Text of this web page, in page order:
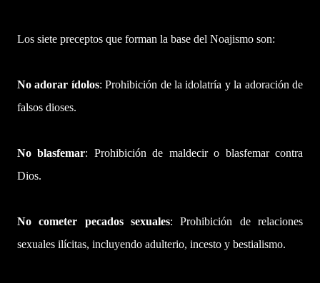
Los siete preceptos que forman la base del Noajismo son:
No adorar ídolos: Prohibición de la idolatría y la adoración de
falsos dioses.
No blasfemar: Prohibición de maldecir o blasfemar contra
Dios.
No cometer pecados sexuales: Prohibición de relaciones
sexuales ilícitas, incluyendo adulterio, incesto y bestialismo.